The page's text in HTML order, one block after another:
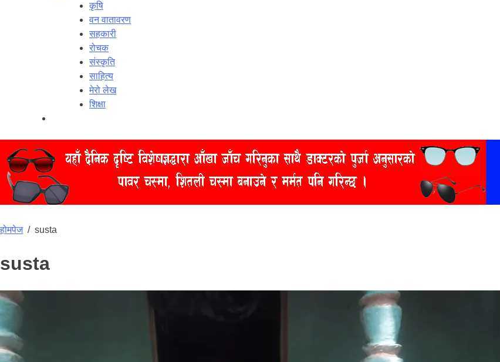
कृषि
वन वातावरण
सहकारी
रोचक
संस्कृति
साहित्य
मेरो लेख
शिक्षा
होमपेज/ susta
susta